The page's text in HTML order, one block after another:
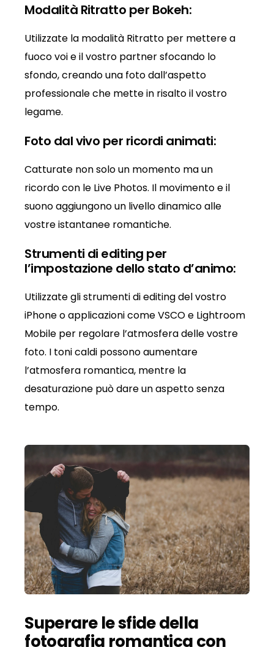
Modalità Ritratto per Bokeh:
Utilizzate la modalità Ritratto per mettere a
fuoco voi e il vostro partner sfocando lo
sfondo, creando una foto dall’aspetto
professionale che mette in risalto il vostro
legame.
Foto dal vivo per ricordi animati:
Catturate non solo un momento ma un
ricordo con le Live Photos. Il movimento e il
suono aggiungono un livello dinamico alle
vostre istantanee romantiche.
Strumenti di editing per
l’impostazione dello stato d’animo:
Utilizzate gli strumenti di editing del vostro
iPhone o applicazioni come VSCO e Lightroom
Mobile per regolare l’atmosfera delle vostre
foto. I toni caldi possono aumentare
l’atmosfera romantica, mentre la
desaturazione può dare un aspetto senza
tempo.
Superare le sfide della
fotografia romantica con